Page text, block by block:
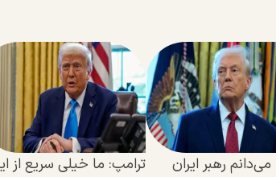
رهبر ایران
ترامپ: ما خیلی سریع از